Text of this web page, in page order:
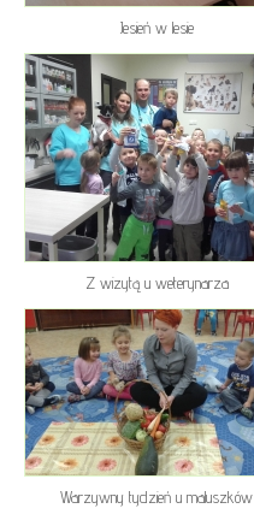
Jesień w lesie
Z wizytą u weterynarza
Warzywny tydzień u maluszków